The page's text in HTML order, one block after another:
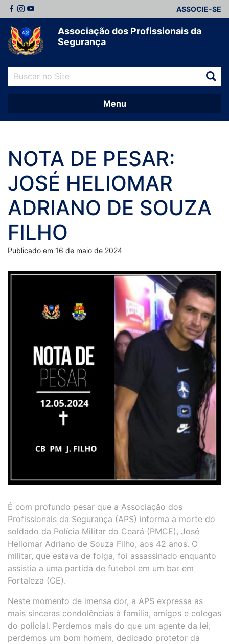
ASSOCIE-SE
Associação dos Profissionais da
Segurança
Menu
NOTA DE PESAR:
JOSÉ HELIOMAR
ADRIANO DE SOUZA
FILHO
Publicado em 16 de maio de 2024
É com profundo pesar que a Associação dos
Profissionais da Segurança (APS) informa a morte do
soldado da Polícia Militar do Ceará (PMCE), José
Heliomar Adriano de Souza Filho, aos 42 anos. O
militar, que estava de folga, foi assassinado enquanto
assistia a uma partida de futebol em um bar em
Fortaleza (CE).
Neste momento de imensa dor, a APS expressa as
mais sinceras condolências à família, amigos e colegas
do policial. Perdemos mais do que um agente da lei;
perdemos um bom homem, dedicado protetor da